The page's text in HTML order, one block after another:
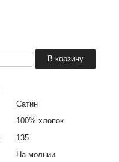
Сатин
100% хлопок
135
На молнии